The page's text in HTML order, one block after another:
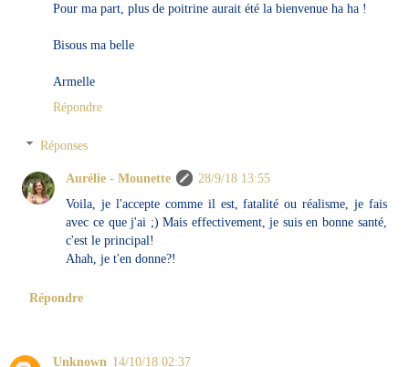
Pour ma part, plus de poitrine aurait été la bienvenue ha ha !
Bisous ma belle
Armelle
Répondre
Réponses
Aurélie - Mounette
28/9/18 13:55
Voila, je l'accepte comme il est, fatalité ou réalisme, je fais
avec ce que j'ai ;) Mais effectivement, je suis en bonne santé,
c'est le principal!
Ahah, je t'en donne?!
Répondre
Unknown 14/10/18 02:37